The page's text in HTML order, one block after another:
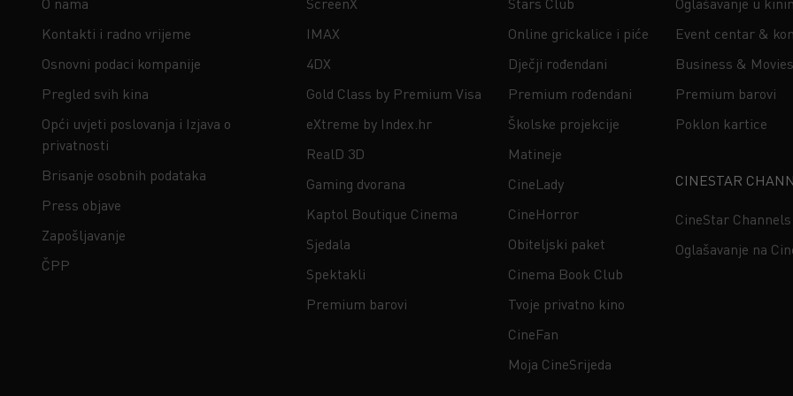
O nama
Kontakti i radno vrijeme
Osnovni podaci kompanije
Pregled svih kina
Opći uvjeti poslovanja i Izjava o
privatnosti
Brisanje osobnih podataka
Press objave
Zapošljavanje
ČPP
ScreenX
IMAX
4DX
Gold Class by Premium Visa
eXtreme by Index.hr
RealD 3D
Gaming dvorana
Kaptol Boutique Cinema
Sjedala
Spektakli
Premium barovi
Stars Club
Online grickalice i piće
Dječji rođendani
Premium rođendani
Školske projekcije
Matineje
CineLady
CineHorror
Obiteljski paket
Cinema Book Club
Tvoje privatno kino
CineFan
Moja CineSrijeda
Oglašavanje u
Event centar &
Business & Movies
Premium barovi
Poklon kartice
CINESTAR
CineStar Channels
Oglašavanje na